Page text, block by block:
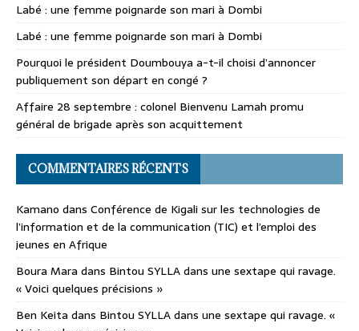
Labé : une femme poignarde son mari à Dombi
Labé : une femme poignarde son mari à Dombi
Pourquoi le président Doumbouya a-t-il choisi d’annoncer
publiquement son départ en congé ?
Affaire 28 septembre : colonel Bienvenu Lamah promu
général de brigade après son acquittement
COMMENTAIRES RÉCENTS
Kamano dans Conférence de Kigali sur les technologies de
l’information et de la communication (TIC) et l’emploi des
jeunes en Afrique
Boura Mara dans Bintou SYLLA dans une sextape qui ravage.
« Voici quelques précisions »
Ben Keita dans Bintou SYLLA dans une sextape qui ravage. «